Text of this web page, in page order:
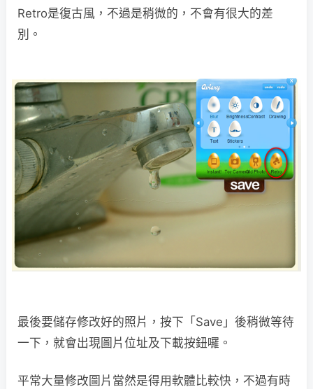
Retro是復古風，不過是稍微的，不會有很大的差
別。
最後要儲存修改好的照片，按下「Save」後稍微等待
一下，就會出現圖片位址及下載按鈕囉。
平常大量修改圖片當然是得用軟體比較快，不過有時